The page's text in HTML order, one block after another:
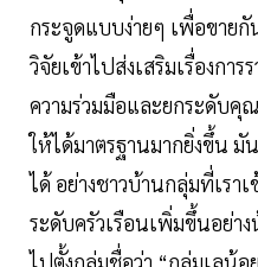
กระจูดแบบง่ายๆ เพื่อขาย
วิจัยเข้าไปส่งเสริมเรื่องกา
ความร่วมมือและยกระดับ
ให้ได้มาตรฐานมากยิ่งขึ้น มั
ได้ อย่างชาวบ้านกลุ่มที่เรา
ระดับครัวเรือนเพิ่มขึ้นอย่า